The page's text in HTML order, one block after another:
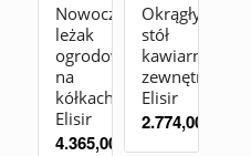
Nowoczesny
leżak
ogrodowy
na
kółkach
Elisir
4.365,00
Okrągły
stół
kawiarniany
zewnętrzny
Elisir
2.774,00